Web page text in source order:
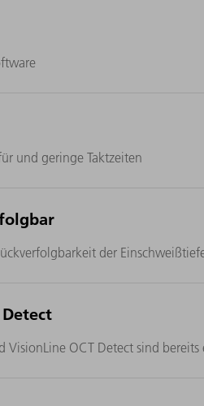
und geringe Taktzeiten
der
VisionLine OCT Detect sind